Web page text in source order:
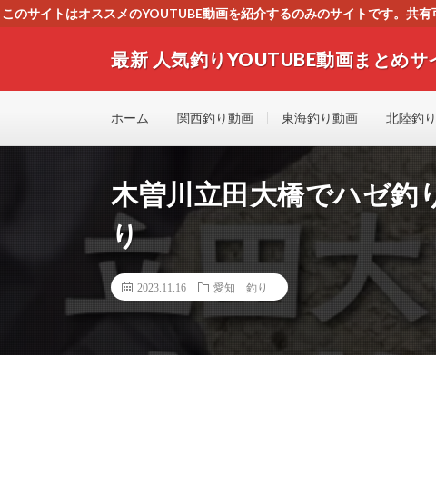
このサイトはオススメのYOUTUBE動画を紹介するのみのサイトです。共
最新 人気釣りYOUTUBE動画まとめサ
す！！
ホーム 関西釣り動画 東海釣り動画 北陸釣
木曽川立田大橋でハゼ釣
り
2023.11.16 愛知 釣り